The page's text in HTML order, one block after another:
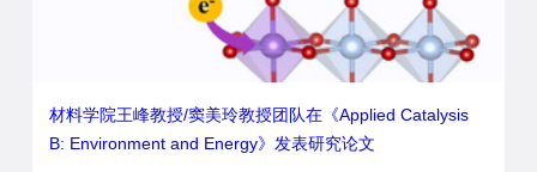
材料学院王峰教授/窦美玲教授团队在《Applied Catalysis
B: Environment and Energy》发表研究论文